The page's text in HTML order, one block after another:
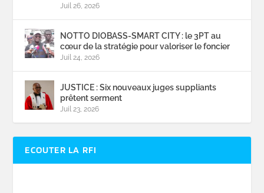
Juil 26, 2026
NOTTO DIOBASS-SMART CITY : le 3PT au
cœur de la stratégie pour valoriser le foncier
Juil 24, 2026
JUSTICE : Six nouveaux juges suppliants
prêtent serment
Juil 23, 2026
ECOUTER LA RFI